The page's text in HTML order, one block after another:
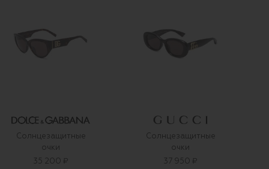
Солнцезащитные
очки
35 200 ₽
Солнцезащитные
очки
37 950 ₽